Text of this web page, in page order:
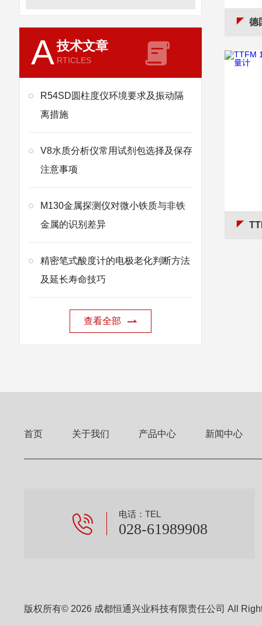
A技术文章
RTICLES
R54SD圆柱度仪环境要求及振动隔
离措施
V8水质分析仪常用试剂包选择及保存
注意事项
M130金属探测仪对微小铁质与非铁
金属的识别差异
精密笔式酸度计的电极老化判断方法
及延长寿命技巧
查看全部
德
首页 关于我们 产品中心 新闻中心
电话：TEL
028-61989908
版权所有© 2026 成都恒通兴业科技有限责任公司 All